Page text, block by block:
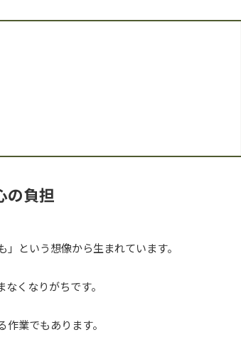
の負担
という想像から生まれています。
くなりがちです。
業でもあります。